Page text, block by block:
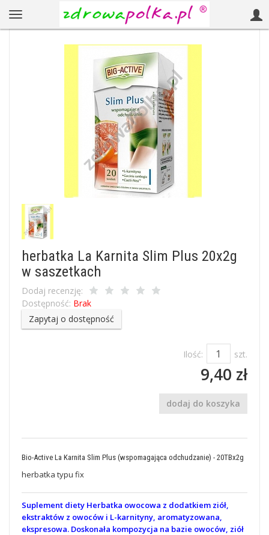
herbatka La Karnita Slim Plus 20x2g
w saszetkach
Dodaj recenzję:
Dostępność: Brak
Zapytaj o dostępność
Ilość: szt.
9,40 zł
dodaj do koszyka
Bio-Active La Karnita Slim Plus (wspomagająca odchudzanie) - 20TBx2g
herbatka typu fix
Suplement diety Herbatka owocowa z dodatkiem ziół,
ekstraktów z owoców i L-karnityny, aromatyzowana,
ekspresowa. Doskonała kompozycja na bazie owoców, ziół